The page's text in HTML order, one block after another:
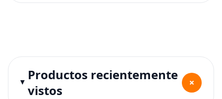
Productos recientemente
vistos
+